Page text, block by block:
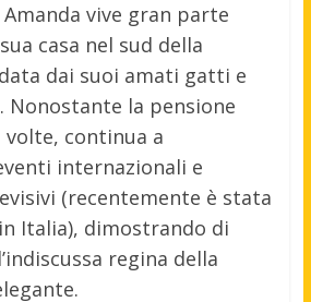
Amanda vive gran parte
casa nel sud della
dai suoi amati gatti e
Nonostante la pensione
continua a
internazionali e
(recentemente è stata
Italia), dimostrando di
regina della